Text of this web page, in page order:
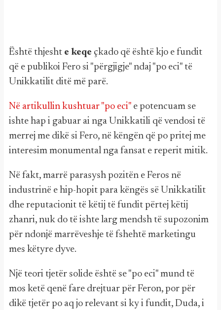
Është thjesht e keqe çkado që është kjo e fundit
që e publikoi Fero si "përgjigje" ndaj "po eci" të
Unikkatilit ditë më parë.
Në artikullin kushtuar "po eci" e potencuam se
ishte hap i gabuar ai nga Unikkatili që vendosi të
merrej me dikë si Fero, në këngën që po pritej me
interesim monumental nga fansat e reperit mitik.
Në fakt, marrë parasysh pozitën e Feros në
industrinë e hip-hopit para këngës së Unikkatilit
dhe reputacionit të këtij të fundit përtej këtij
zhanri, nuk do të ishte larg mendsh të supozonim
për ndonjë marrëveshje të fshehtë marketingu
mes këtyre dyve.
Një teori tjetër solide është se "po eci" mund të
mos ketë qenë fare drejtuar për Feron, por për
dikë tjetër po aq jo relevant si ky i fundit, Duda, i